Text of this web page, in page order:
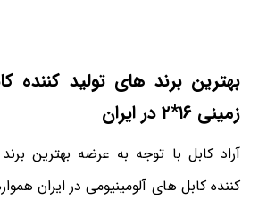
بهترین برند های تولید کننده
زمینی ۱۶*۲ در ایران
آراد کابل با توجه به عرضه بهترین
کننده کابل های آلومینیومی در ایران